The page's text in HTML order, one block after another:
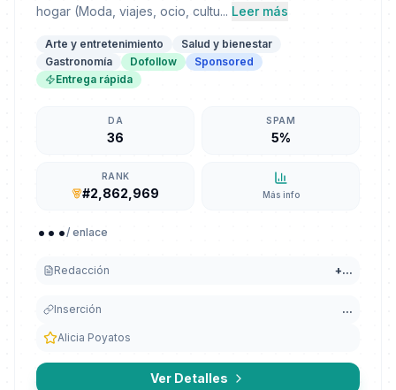
hogar (Moda, viajes, ocio, cultu... Leer más
Arte y entretenimiento
Salud y bienestar
Gastronomía
Dofollow
Sponsored
Entrega rápida
DA
36
SPAM
5%
RANK
#2,862,969 Más info
.../ enlace
Redacción +...
Inserción ...
Alicia Poyatos
Ver Detalles